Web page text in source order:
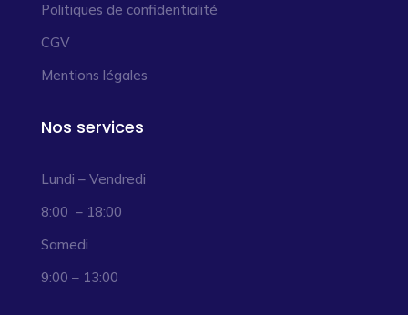
Politiques de confidentialité
CGV
Mentions légales
Nos services
Lundi – Vendredi
8:00 – 18:00
Samedi
9:00 – 13:00